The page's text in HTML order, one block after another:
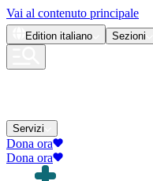
Vai al contenuto principale
Edition italiano Sezioni
Servizi
Dona ora
Dona ora